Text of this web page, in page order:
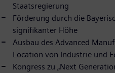
Staatsregierung
Förderung durch die
signifikanter Höhe
Ausbau des Advanced
Location von Industrie und
Kongress zu „Next